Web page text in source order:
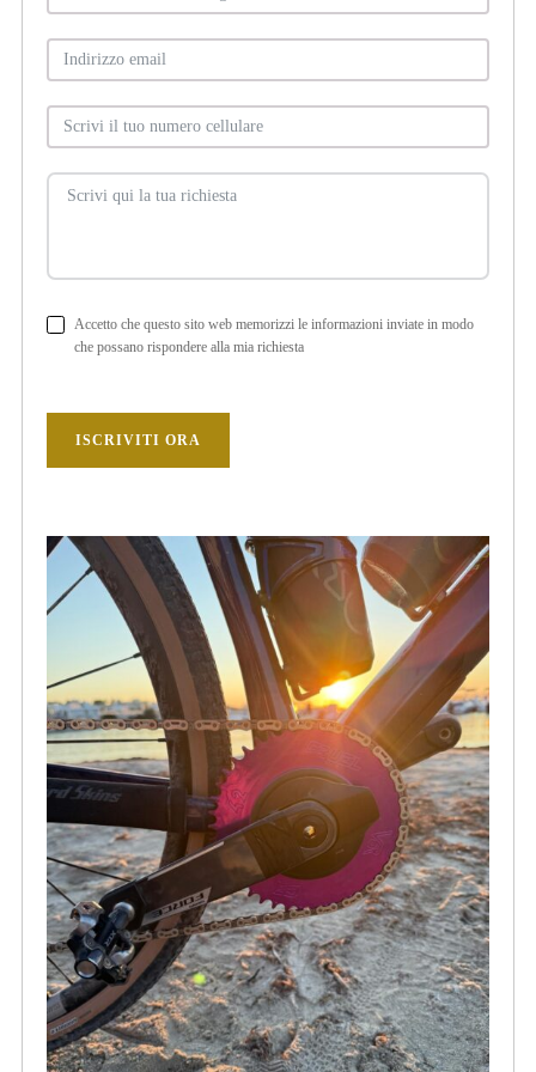
Accetto che questo sito web memorizzi le informazioni inviate in modo
che possano rispondere alla mia richiesta
ISCRIVITI ORA